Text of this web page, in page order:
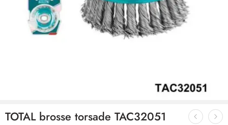
TOTAL brosse torsade TAC32051